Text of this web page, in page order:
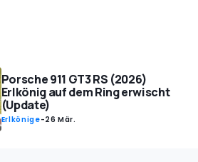
Porsche 911 GT3 RS (2026)
Erlkönig auf dem Ring erwischt
(Update)
Erlkönige-26 Mär.